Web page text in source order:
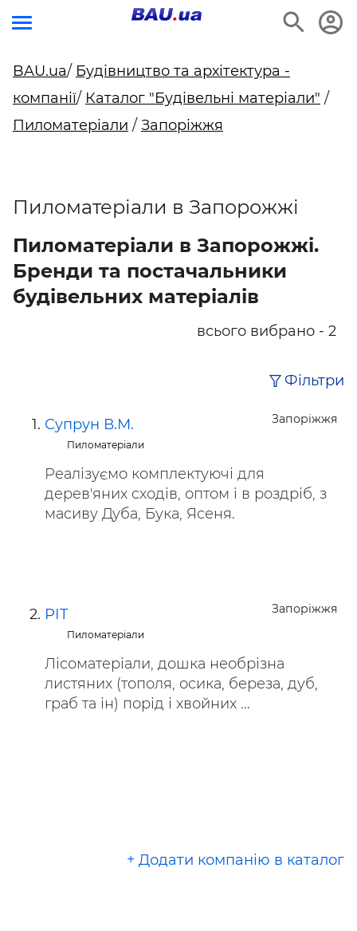
BAU.ua/ Будівництво та архітектура -
компанії/ Каталог "Будівельні матеріали" /
Пиломатеріали / Запоріжжя
Пиломатеріали в Запорожжі
Пиломатеріали в Запорожжі.
Бренди та постачальники
будівельних матеріалів
всього вибрано - 2
Фільтри
Запоріжжя
Супрун В.М.
Пиломатеріали
Реалізуємо комплектуючі для
дерев'яних сходів, оптом і в роздріб, з
масиву Дуба, Бука, Ясеня.
Запоріжжя
РІТ
Пиломатеріали
Лісоматеріали, дошка необрізна
листяних (тополя, осика, береза​​, дуб,
граб та ін) порід і хвойних ...
+ Додати компанію в каталог